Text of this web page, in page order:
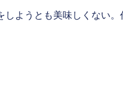
ようとも美味しくない。